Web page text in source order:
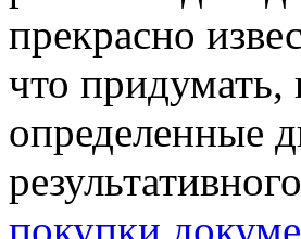
прекрасно
что придумать,
определенные
покупки